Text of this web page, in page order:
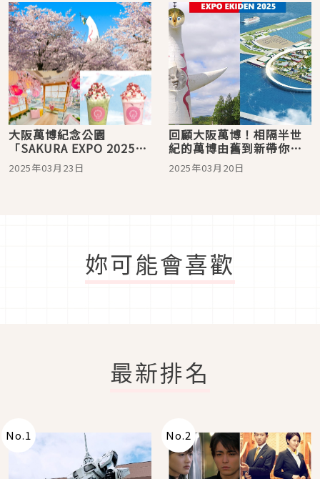
大阪萬博紀念公園
「SAKURA EXPO 2025」
3月20日登場！ 漫步櫻花
大道賞夜櫻、搭上日本最
2025年03月23日
回顧大阪萬博！相隔半世
紀的萬博由舊到新帶你一
次看
2025年03月20日
妳可能會喜歡
最新排名
No.1 No.2